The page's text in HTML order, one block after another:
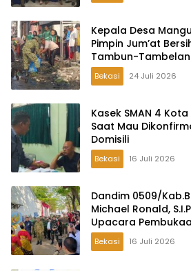
Kepala Desa
Pimpin Jum’at
Tambun-
Bekasi 24 Juli 2026
Kasek SMAN 4
Saat Mau
Domisili
Bekasi 16 Juli 2026
Dandim 0509/
Michael Ronald,
Upacara
Desa Wibawamulya
Bekasi 16 Juli 2026